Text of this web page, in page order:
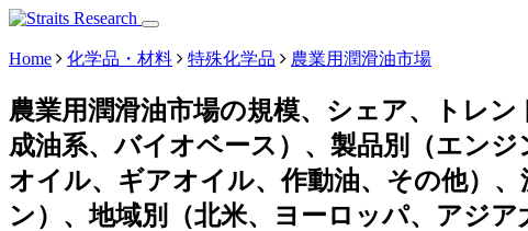
Home 化学品・材料 特殊化学品 農業用潤滑油市場
農業用潤滑油市場の規模、シェア、トレ
成油系、バイオベース）、製品別（エン
オイル、ギアオイル、作動油、その他）
ン）、地域別（北米、ヨーロッパ、アジ